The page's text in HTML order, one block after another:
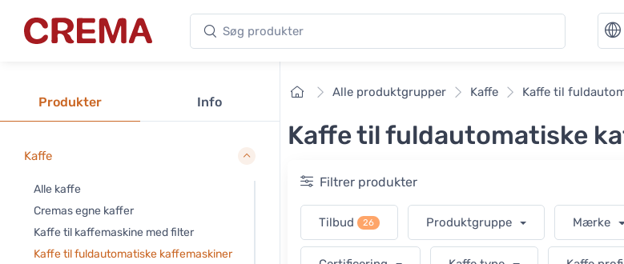
Crema Søg produkter
Produkter Info
Kaffe
Alle kaffe
Cremas egne kaffer
Kaffe til kaffemaskine med filter
Kaffe til fuldautomatiske kaffemaskiner
ForsideAlle produktgrupper Kaffe Kaffe til
Kaffe til fuldautomatiske
Filtrer produkter
Tilbud 26 Produktgruppe Mærke